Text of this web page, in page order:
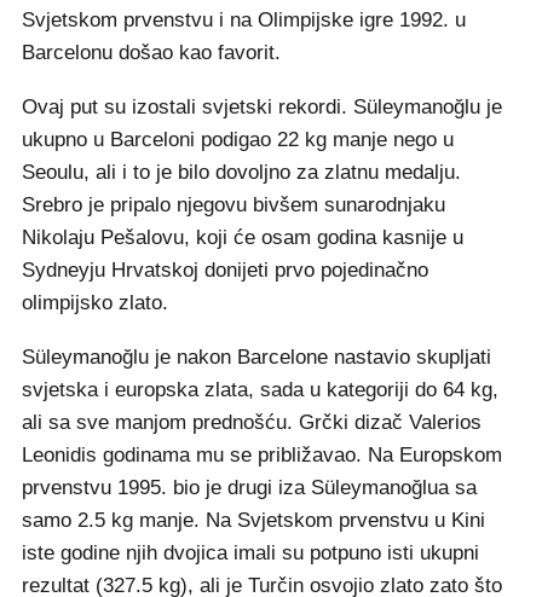
Svjetskom prvenstvu i na Olimpijske igre 1992. u
Barcelonu došao kao favorit.
Ovaj put su izostali svjetski rekordi. Süleymanoğlu je
ukupno u Barceloni podigao 22 kg manje nego u
Seoulu, ali i to je bilo dovoljno za zlatnu medalju.
Srebro je pripalo njegovu bivšem sunarodnjaku
Nikolaju Pešalovu, koji će osam godina kasnije u
Sydneyju Hrvatskoj donijeti prvo pojedinačno
olimpijsko zlato.
Süleymanoğlu je nakon Barcelone nastavio skupljati
svjetska i europska zlata, sada u kategoriji do 64 kg,
ali sa sve manjom prednošću. Grčki dizač Valerios
Leonidis godinama mu se približavao. Na Europskom
prvenstvu 1995. bio je drugi iza Süleymanoğlua sa
samo 2.5 kg manje. Na Svjetskom prvenstvu u Kini
iste godine njih dvojica imali su potpuno isti ukupni
rezultat (327.5 kg), ali je Turčin osvojio zlato zato što